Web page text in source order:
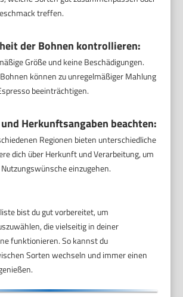
treffen.
der Bohnen kontrollieren:
Größe und keine Beschädigungen.
können zu unregelmäßiger Mahlung
beeinträchtigen.
Herkunftsangaben beachten:
Regionen bieten unterschiedliche
dich über Herkunft und Verarbeitung, um
einzugehen.
bist du gut vorbereitet, um
die vielseitig in deiner
funktionieren. So kannst du
Sorten wechseln und immer einen